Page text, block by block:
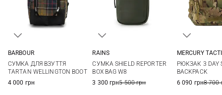
BARBOUR
СУМКА ДЛЯ ВЗУТТЯ
TARTAN WELLINGTON BOOT
4 000 грн
RAINS
СУМКА SHIELD REPORTER
BOX BAG W8
3 300 грн5 500 грн
MERCURY
РЮКЗАК 3 DAY
BACKPACK
6 090 грн8 700